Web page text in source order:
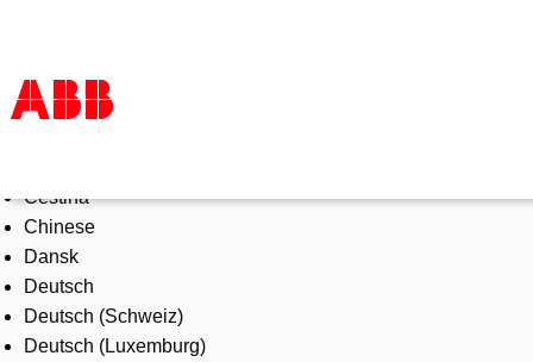
Products & Solutions
Industries
Services
About us
Where to buy
Contact us
Čeština
Chinese
Dansk
Deutsch
Deutsch (Schweiz)
Deutsch (Luxemburg)